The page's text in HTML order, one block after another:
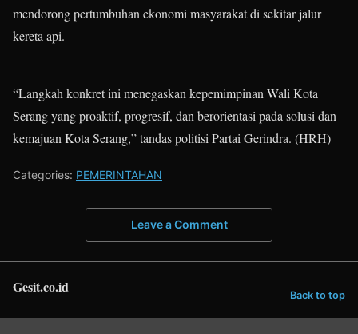
mendorong pertumbuhan ekonomi masyarakat di sekitar jalur
kereta api.
“Langkah konkret ini menegaskan kepemimpinan Wali Kota
Serang yang proaktif, progresif, dan berorientasi pada solusi dan
kemajuan Kota Serang,” tandas politisi Partai Gerindra. (HRH)
Categories: PEMERINTAHAN
Leave a Comment
Gesit.co.id Back to top